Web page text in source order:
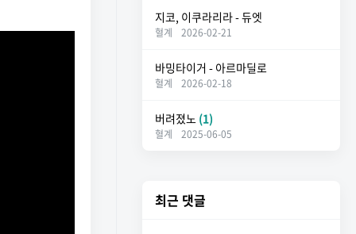
지코, 이쿠라리라 - 듀엣
혈계 2026-02-21
바밍타이거 - 아르마딜로
혈계 2026-02-18
버려졌노 (1)
혈계 2025-06-05
최근 댓글